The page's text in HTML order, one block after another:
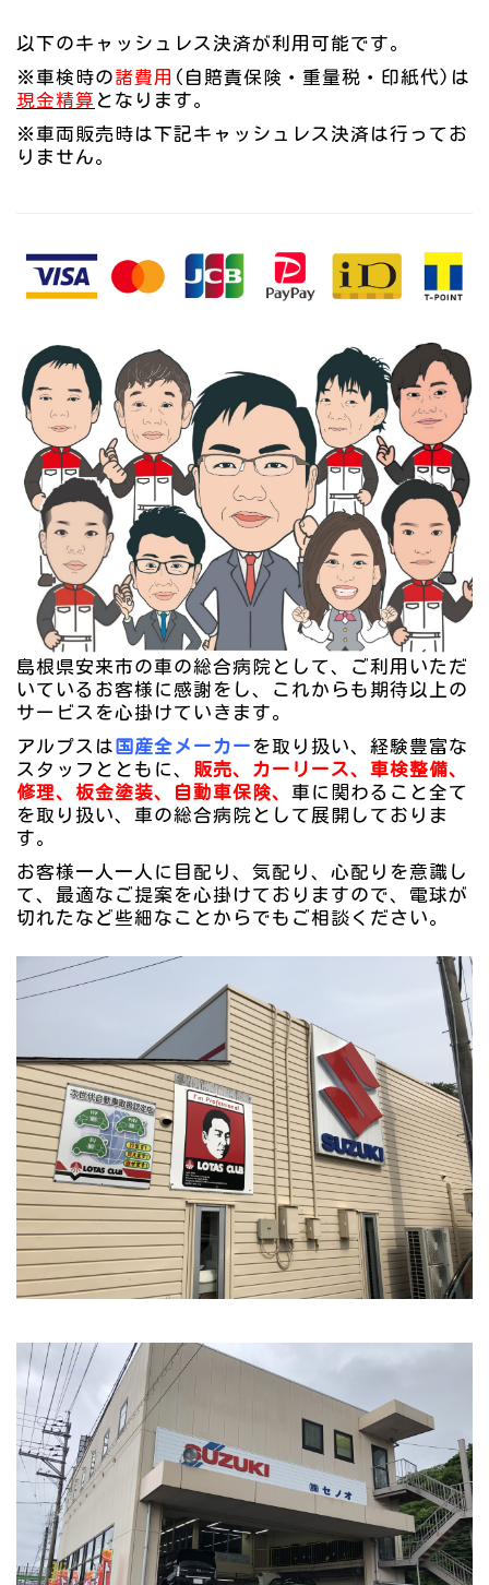
以下のキャッシュレス決済が利用可能です。
※車検時の諸費用 (自賠責保険・重量税・印紙代)は
現金精算 となります。
※車両販売時は下記キャッシュレス決済は行ってお
りません。
島根県安来市の車の総合病院として、ご利用いただ
いているお客様に感謝をし、これからも期待以上の
サービスを心掛けていきます。
アルプスは国産全メーカー を取り扱い、経験豊富な
スタッフとともに、 販売、カーリース、車検整備、
修理、板金塗装、自動車保険、 車に関わること全て
を取り扱い、車の総合病院として展開しておりま
す。
お客様一人一人に目配り、気配り、心配りを意識し
て、最適なご提案を心掛けておりますので、電球が
切れたなど些細なことからでもご相談ください。